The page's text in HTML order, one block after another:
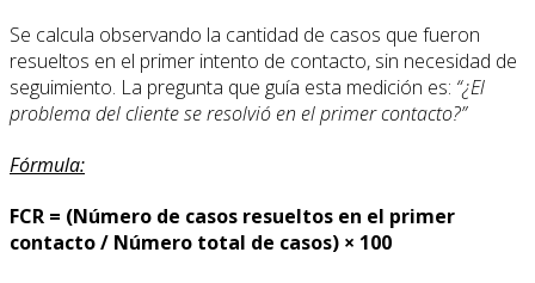
Se calcula observando la cantidad de casos que fueron
resueltos en el primer intento de contacto, sin necesidad de
seguimiento. La pregunta que guía esta medición es: “¿El
problema del cliente se resolvió en el primer contacto?”
Fórmula:
FCR = (Número de casos resueltos en el primer
contacto / Número total de casos) × 100